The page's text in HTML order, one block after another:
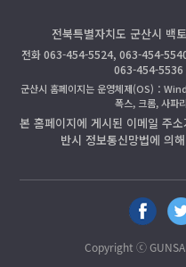
전북특별자치도 군산시 백
전화 063-454-5524, 063-454-
063-454-5536
군산시 홈페이지는 운영체제(OS)：
폭스, 크롬, 사파
본 홈페이지에 게시된 이메일 주
반시 정보통신망법에 의
페
이
스
Copyright ⓒ